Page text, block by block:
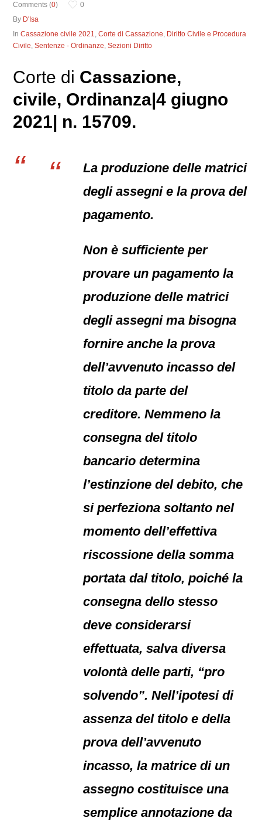
Comments (0)
0
By D'Isa
InCassazione civile 2021,Corte di Cassazione, Diritto Civile e Procedura
Civile,Sentenze - Ordinanze,Sezioni Diritto
Corte di Cassazione,
civile, Ordinanza|4 giugno
2021| n. 15709.
La produzione delle matrici
degli assegni e la prova del
pagamento.
Non è sufficiente per
provare un pagamento la
produzione delle matrici
degli assegni ma bisogna
fornire anche la prova
dell’avvenuto incasso del
titolo da parte del
creditore. Nemmeno la
consegna del titolo
bancario determina
l’estinzione del debito, che
si perfeziona soltanto nel
momento dell’effettiva
riscossione della somma
portata dal titolo, poiché la
consegna dello stesso
deve considerarsi
effettuata, salva diversa
volontà delle parti, “pro
solvendo”. Nell’ipotesi di
assenza del titolo e della
prova dell’avvenuto
incasso, la matrice di un
assegno costituisce una
semplice annotazione da